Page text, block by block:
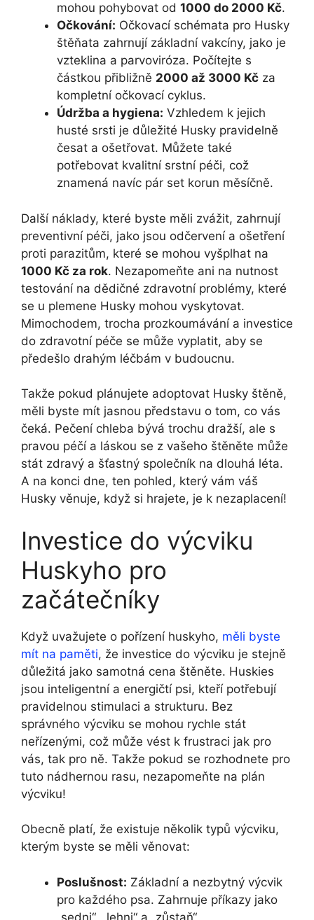
mohou pohybovat od 1000 do 2000 Kč.
Očkování: Očkovací schémata pro Husky
štěňata zahrnují základní vakcíny, jako je
vzteklina a parvoviróza. Počítejte s
částkou přibližně 2000 až 3000 Kč za
kompletní očkovací cyklus.
Údržba a hygiena: Vzhledem k jejich
husté srsti je důležité Husky pravidelně
česat a ošetřovat. Můžete také
potřebovat kvalitní srstní péči, což
znamená navíc pár set korun měsíčně.
Další náklady, které byste měli zvážit, zahrnují
preventivní péči, jako jsou odčervení a ošetření
proti parazitům, které se mohou vyšplhat na
1000 Kč za rok. Nezapomeňte ani na nutnost
testování na dědičné zdravotní problémy, které
se u plemene Husky mohou vyskytovat.
Mimochodem, trocha prozkoumávání a investice
do zdravotní péče se může vyplatit, aby se
předešlo drahým léčbám v budoucnu.
Takže pokud plánujete adoptovat Husky štěně,
měli byste mít jasnou představu o tom, co vás
čeká. Pečení chleba bývá trochu dražší, ale s
pravou péčí a láskou se z vašeho štěněte může
stát zdravý a šťastný společník na dlouhá léta.
A na konci dne, ten pohled, který vám váš
Husky věnuje, když si hrajete, je k nezaplacení!
Investice do výcviku
Huskyho pro
začátečníky
Když uvažujete o pořízení huskyho, měli byste
mít na paměti, že investice do výcviku je stejně
důležitá jako samotná cena štěněte. Huskies
jsou inteligentní a energičtí psi, kteří potřebují
pravidelnou stimulaci a strukturu. Bez
správného výcviku se mohou rychle stát
neřízenými, což může vést k frustraci jak pro
vás, tak pro ně. Takže pokud se rozhodnete pro
tuto nádhernou rasu, nezapomeňte na plán
výcviku!
Obecně platí, že existuje několik typů výcviku,
kterým byste se měli věnovat:
Poslušnost: Základní a nezbytný výcvik
pro každého psa. Zahrnuje příkazy jako
„sedni“, „lehni“ a „zůstaň“.